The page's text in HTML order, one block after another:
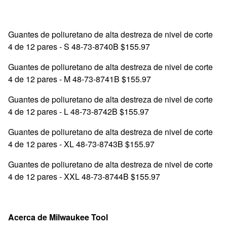
Guantes de poliuretano de alta destreza de nivel de corte
4 de 12 pares - S 48-73-8740B $155.97
Guantes de poliuretano de alta destreza de nivel de corte
4 de 12 pares - M 48-73-8741B $155.97
Guantes de poliuretano de alta destreza de nivel de corte
4 de 12 pares - L 48-73-8742B $155.97
Guantes de poliuretano de alta destreza de nivel de corte
4 de 12 pares - XL 48-73-8743B $155.97
Guantes de poliuretano de alta destreza de nivel de corte
4 de 12 pares - XXL 48-73-8744B $155.97
Acerca de Milwaukee Tool